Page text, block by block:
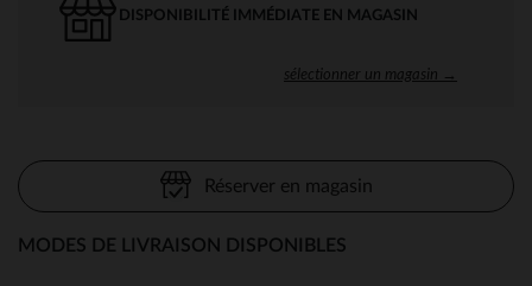
DISPONIBILITÉ IMMÉDIATE EN MAGASIN
sélectionner un magasin →
Réserver en magasin
MODES DE LIVRAISON DISPONIBLES